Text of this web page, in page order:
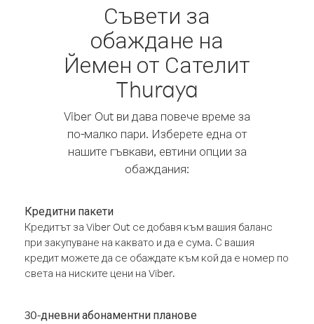
Съвети за
обаждане на
Йемен от Сателит
Thuraya
Viber Out ви дава повече време за
по-малко пари. Изберете една от
нашите гъвкави, евтини опции за
обаждания:
Кредитни пакети
Кредитът за Viber Out се добавя към вашия баланс
при закупуване на каквато и да е сума. С вашия
кредит можете да се обаждате към кой да е номер по
света на ниските цени на Viber.
30-дневни абонаментни планове